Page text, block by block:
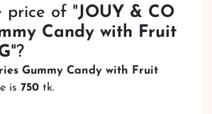
price of "JOUY & CO
Candy with Fruit
"?
Gummy Candy with Fruit
is 750 tk.